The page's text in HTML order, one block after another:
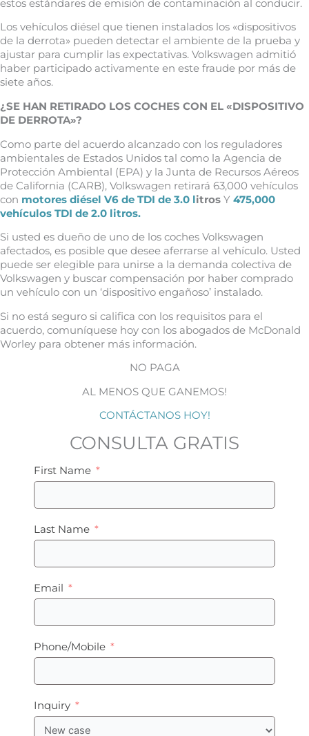
estos estándares de emisión de contaminación al conducir.
Los vehículos diésel que tienen instalados los «dispositivos
de la derrota» pueden detectar el ambiente de la prueba y
ajustar para cumplir las expectativas. Volkswagen admitió
haber participado activamente en este fraude por más de
siete años.
¿SE HAN RETIRADO LOS COCHES CON EL «DISPOSITIVO
DE DERROTA»?
Como parte del acuerdo alcanzado con los reguladores
ambientales de Estados Unidos tal como la Agencia de
Protección Ambiental (EPA) y la Junta de Recursos Aéreos
de California (CARB), Volkswagen retirará 63,000 vehículos
con motores diésel V6 de TDI de 3.0 litros Y 475,000
vehículos TDI de 2.0 litros.
Si usted es dueño de uno de los coches Volkswagen
afectados, es posible que desee aferrarse al vehículo. Usted
puede ser elegible para unirse a la demanda colectiva de
Volkswagen y buscar compensación por haber comprado
un vehículo con un ‘dispositivo engañoso’ instalado.
Si no está seguro si califica con los requisitos para el
acuerdo, comuníquese hoy con los abogados de McDonald
Worley para obtener más información.
NO PAGA
AL MENOS QUE GANEMOS!
CONTÁCTANOS HOY!
CONSULTA GRATIS
First Name
Last Name
Email
Phone/Mobile
Inquiry